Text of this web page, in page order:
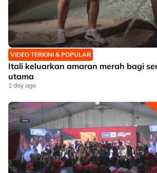
VIDEO TERKINI & POPULAR
Itali keluarkan amaran merah bagi
utama
1 day ago